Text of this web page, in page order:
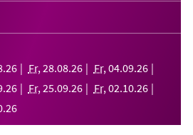
.26 Fr, 28.08.26 Fr, 04.09.26
.26 Fr, 25.09.26 Fr, 02.10.26
.26